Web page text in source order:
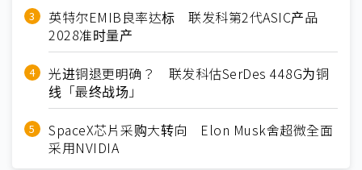
英特尔EMIB良率达标 联发科第2代ASIC产品
2028准时量产
光进铜退更明确？ 联发科估SerDes 448G为铜
线「最终战场」
SpaceX芯片采购大转向 Elon Musk舍超微全面
采用NVIDIA